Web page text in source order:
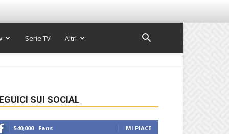
Serie TV Altri
SUI SOCIAL
540,000 Fans MI PIACE